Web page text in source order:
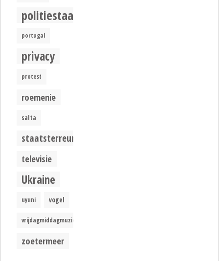
politiestaat
portugal
privacy
protest
roemenie
salta
staatsterreur
televisie
Ukraine
uyuni vogel
vrijdagmiddagmuziek
zoetermeer